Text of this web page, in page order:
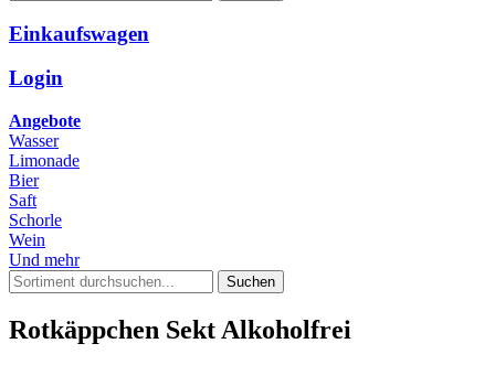
Einkaufswagen
Login
Angebote
Wasser
Limonade
Bier
Saft
Schorle
Wein
Und mehr
Suchen
Rotkäppchen Sekt Alkoholfrei